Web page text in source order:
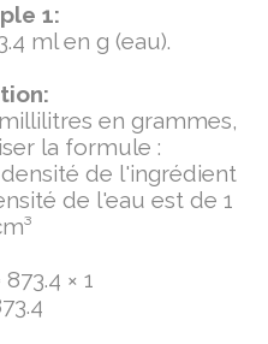
1:
ml en g (eau).
en grammes,
la formule :
de l'ingrédient
de l'eau est de 1
× 1